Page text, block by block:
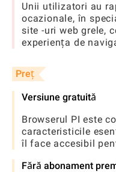
Unii utilizatori au
ocazionale, în
site -uri web grele,
experiența de
Preț
Versiune gratuită
Browserul PI este
caracteristicile
îl face accesibil
Fără abonament